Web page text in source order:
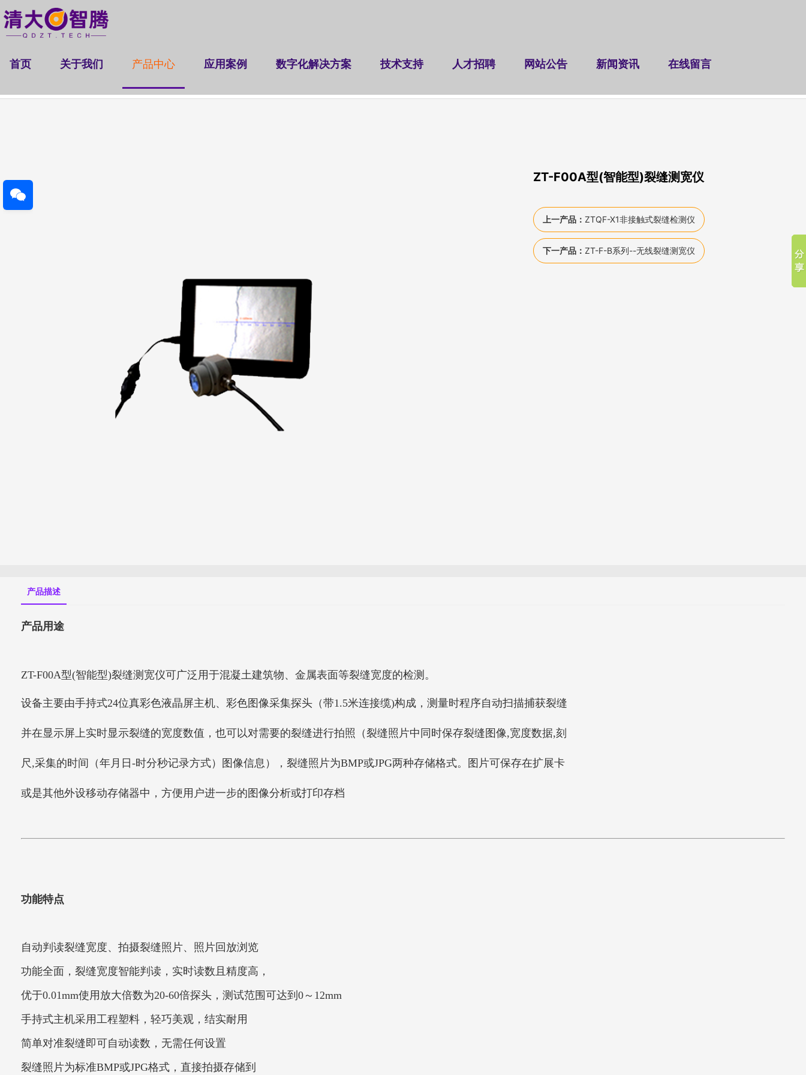
首页 关于我们 产品中心 应用案例 数字化解决方案 技术支持 人才招聘 网站公告 新闻资讯 在线留言
ZT-F00A型(智能型)裂缝测宽仪
上一产品： ZTQF-X1非接触式裂缝检测仪
下一产品： ZT-F-B系列--无线裂缝测宽仪
产品描述
产品用途
ZT-F00A型(智能型)裂缝测宽仪可广泛用于混凝土建筑物、金属表面等裂缝宽度的检测。
设备主要由手持式24位真彩色液晶屏主机、彩色图像采集探头（带1.5米连接缆)构成，测量时程序自动扫描捕获裂缝
并在显示屏上实时显示裂缝的宽度数值，也可以对需要的裂缝进行拍照（裂缝照片中同时保存裂缝图像,宽度数据,刻
尺,采集的时间（年月日-时分秒记录方式）图像信息），裂缝照片为BMP或JPG两种存储格式。图片可保存在扩展卡
或是其他外设移动存储器中，方便用户进一步的图像分析或打印存档
功能特点
自动判读裂缝宽度、拍摄裂缝照片、照片回放浏览
功能全面，裂缝宽度智能判读，实时读数且精度高，
优于0.01mm使用放大倍数为20-60倍探头，测试范围可达到0～12mm
手持式主机采用工程塑料，轻巧美观，结实耐用
简单对准裂缝即可自动读数，无需任何设置
裂缝照片为标准BMP或JPG格式，直接拍摄存储到